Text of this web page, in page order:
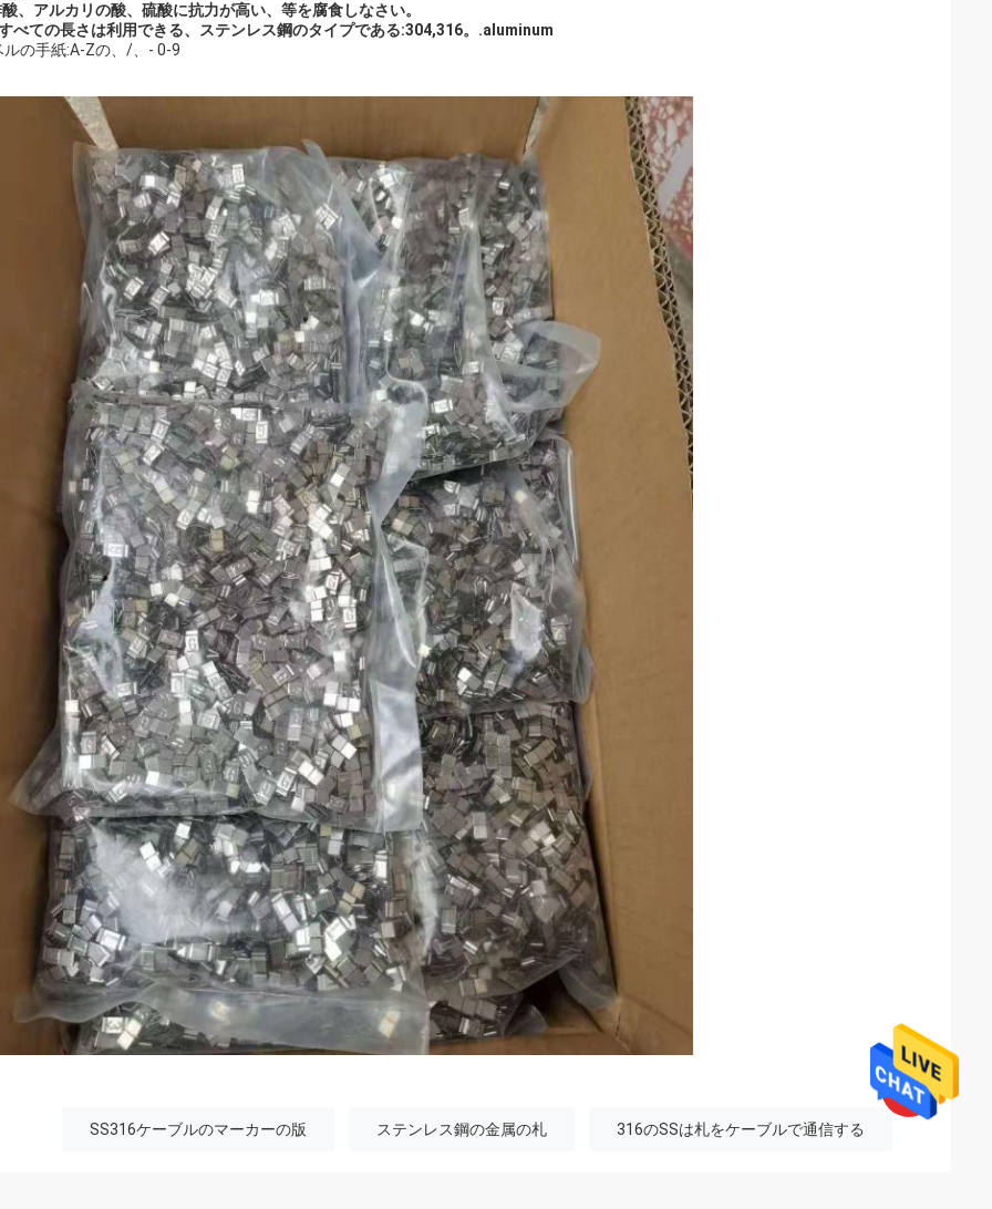
、アルカリの酸、硫酸に抗力が高い、等を腐食しなさい。
べての長さは利用できる、ステンレス鋼のタイプである:304,316。.aluminum
ルの手紙:A-Zの、/、- 0-9
SS316ケーブルのマーカーの版 ステンレス鋼の金属の札 316のSSは札をケーブルで通信する